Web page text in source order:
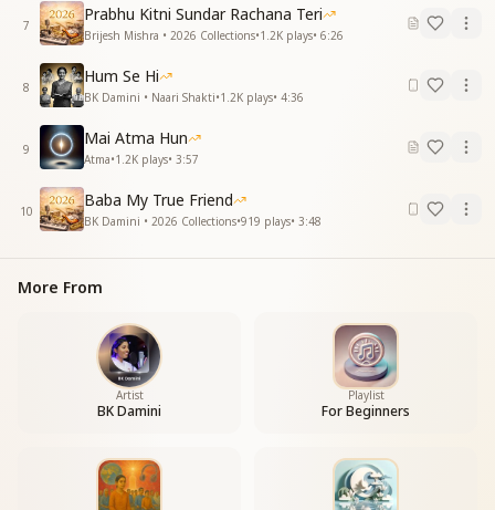
Om Shanti Om,
Om Shanti Om.
I am a pure soul.
ओम शांति ओम,
ओम शांति ओम।
मैं आत्मा आनंद स्वरूप हूँ।
Om Shanti Om,
Om Shanti Om.
ओम शांति ओम,
मैं आत्मा ज्ञान स्वरूप हूँ।
Om Shanti Om,
Om Shanti Om.
I am a knowledgeable soul.
7
Prabhu Kitni Sundar Rachana Teri
Brijesh Mishra • 2026 Collections•1.2K plays• 6:26
8
Hum Se Hi
BK Damini • Naari Shakti•1.2K plays• 4:36
9
Mai Atma Hun
Atma•1.2K plays• 3:57
10
Baba My True Friend
BK Damini • 2026 Collections•919 plays• 3:48
More From
Artist
BK Damini
Playlist
For Beginners